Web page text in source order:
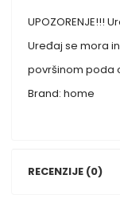
UPOZORENJE!!!
Uređaj se mora
površinom poda
Brand: home
RECENZIJE (0)